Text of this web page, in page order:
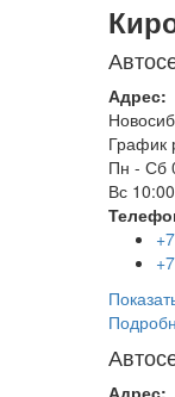
Адрес:
График
Пн - Сб
Вс